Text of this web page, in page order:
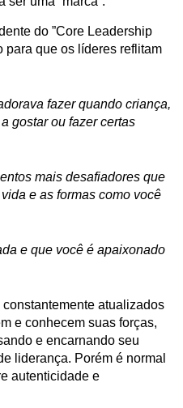
do ”Core Leadership
para que os líderes reflitam
fazer quando criança,
gostar ou fazer certas
mais desafiadores que
e as formas como você
e que você é apaixonado
atualizados
e conhecem suas forças,
e encarnando seu
liderança. Porém é normal
autenticidade e